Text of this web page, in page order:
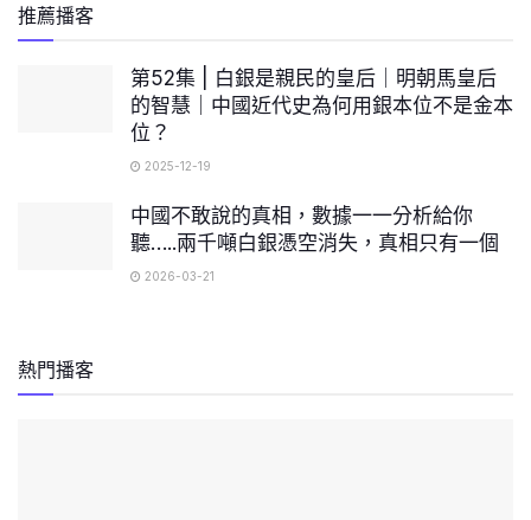
推薦播客
第52集 | 白銀是親民的皇后｜明朝馬皇后
的智慧｜中國近代史為何用銀本位不是金本
位？
2025-12-19
中國不敢說的真相，數據一一分析給你
聽…..兩千噸白銀憑空消失，真相只有一個
2026-03-21
熱門播客